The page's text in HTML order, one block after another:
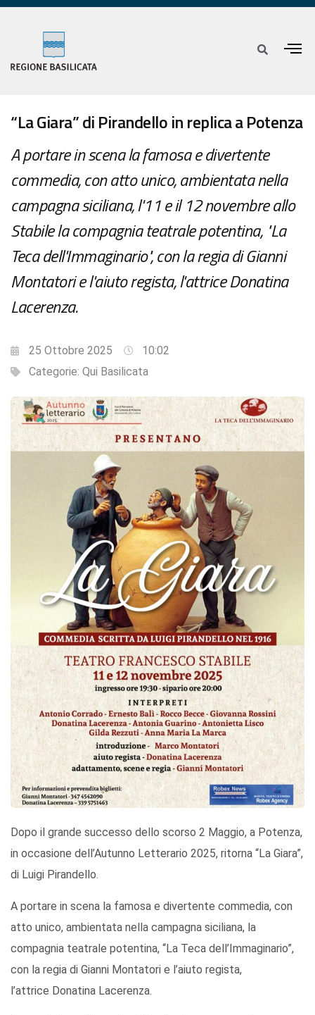
“La Giara” di Pirandello in replica a Potenza
A portare in scena la famosa e divertente
commedia, con atto unico, ambientata nella
campagna siciliana, l'11 e il 12 novembre allo
Stabile la compagnia teatrale potentina, "La
Teca dell'Immaginario", con la regia di Gianni
Montatori e l'aiuto regista, l'attrice Donatina
Lacerenza.
25 Ottobre 2025
10:02
Categorie: Qui Basilicata
Dopo il grande successo dello scorso 2 Maggio, a Potenza,
in occasione dell’Autunno Letterario 2025, ritorna “La Giara”,
di Luigi Pirandello.
A portare in scena la famosa e divertente commedia, con
atto unico, ambientata nella campagna siciliana, la
compagnia teatrale potentina, “La Teca dell’Immaginario”,
con la regia di Gianni Montatori e l’aiuto regista,
l’attrice Donatina Lacerenza.